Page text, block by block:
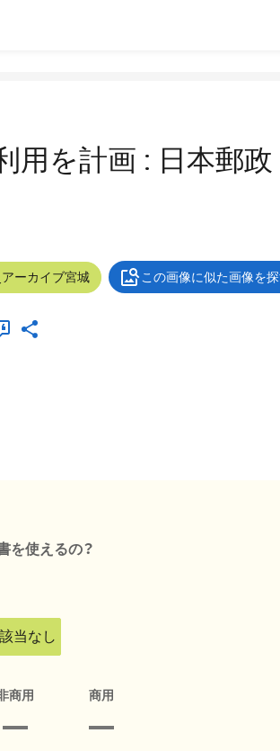
用を計画 : 日本郵政
ーカイブ宮城 この画像に似た画像を
を使えるの？
該当なし
商用 商用